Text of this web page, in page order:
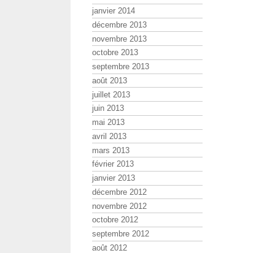
janvier 2014
décembre 2013
novembre 2013
octobre 2013
septembre 2013
août 2013
juillet 2013
juin 2013
mai 2013
avril 2013
mars 2013
février 2013
janvier 2013
décembre 2012
novembre 2012
octobre 2012
septembre 2012
août 2012